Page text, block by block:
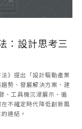
：設計思考三
》提出「設計驅動產業
勢、發展解決方案、建
、工具機沉浸展示、循
不確定時代降低創新風
連結。